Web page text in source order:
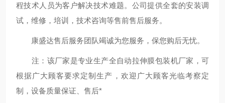
程技术人员为客户解决技术难题。公司提供全套的安装调
试，维修，培训，技术咨询等售前售后服务。
康盛达售后服务团队竭诚为您服务，保您购后无忧。
注：该厂家是专业生产全自动拉伸膜包装机厂家，可
根据广大顾客要求定制生产，欢迎广大顾客光临考察定
制，设备质量保证、售后*